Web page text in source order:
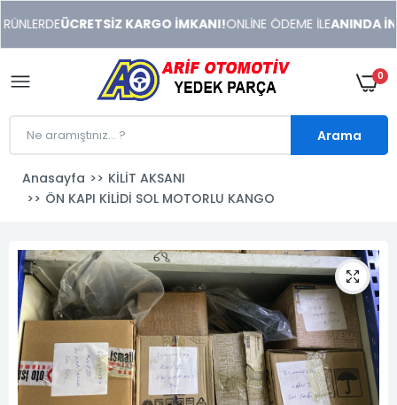
xonusu
veren
sitolar
ÜCRETSİZ KARGO İMKANI!ONLİNE ÖDEME İLEANINDA
0
Arama
Anasayfa
KİLİT AKSANI
ÖN KAPI KİLİDİ SOL MOTORLU KANGO